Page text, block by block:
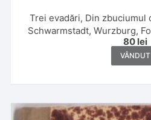
Trei evadări, Din zbuciumul
Schwarmstadt, Wurzburg,
Berlin, Fortul Gorgast de
80 lei
VÂNDUT